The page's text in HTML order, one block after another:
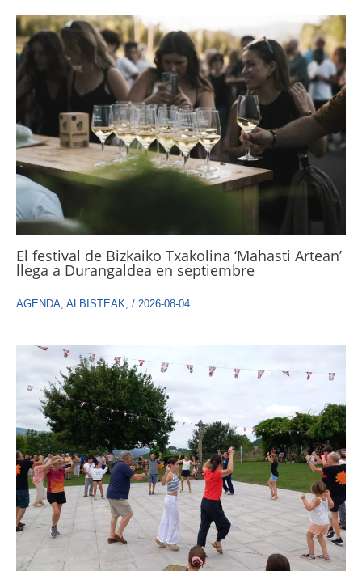
El festival de Bizkaiko Txakolina ‘Mahasti Artean’
llega a Durangaldea en septiembre
AGENDA, ALBISTEAK, / 2026-08-04